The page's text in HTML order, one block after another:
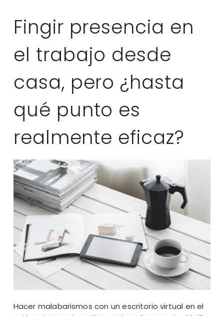
Fingir presencia en
el trabajo desde
casa, pero ¿hasta
qué punto es
realmente eficaz?
Hacer malabarismos con un escritorio virtual en el